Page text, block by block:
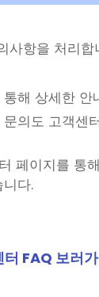
사항을 처리합
해 상세한
의도 고객센
페이지를 통
다.
FAQ 보러